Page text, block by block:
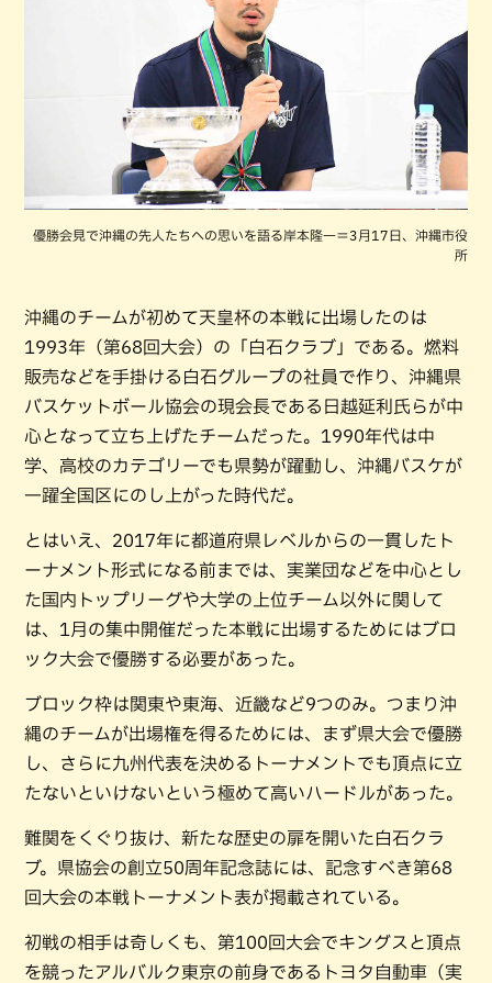
優勝会見で沖縄の先人たちへの思いを語る岸本隆一＝3月17日、沖縄市役
所
沖縄のチームが初めて天皇杯の本戦に出場したのは
1993年（第68回大会）の「白石クラブ」である。燃料
販売などを手掛ける白石グループの社員で作り、沖縄県
バスケットボール協会の現会長である日越延利氏らが中
心となって立ち上げたチームだった。1990年代は中
学、高校のカテゴリーでも県勢が躍動し、沖縄バスケが
一躍全国区にのし上がった時代だ。
とはいえ、2017年に都道府県レベルからの一貫したト
ーナメント形式になる前までは、実業団などを中心とし
た国内トップリーグや大学の上位チーム以外に関して
は、1月の集中開催だった本戦に出場するためにはブロ
ック大会で優勝する必要があった。
ブロック枠は関東や東海、近畿など9つのみ。つまり沖
縄のチームが出場権を得るためには、まず県大会で優勝
し、さらに九州代表を決めるトーナメントでも頂点に立
たないといけないという極めて高いハードルがあった。
難関をくぐり抜け、新たな歴史の扉を開いた白石クラ
ブ。県協会の創立50周年記念誌には、記念すべき第68
回大会の本戦トーナメント表が掲載されている。
初戦の相手は奇しくも、第100回大会でキングスと頂点
を競ったアルバルク東京の前身であるトヨタ自動車（実